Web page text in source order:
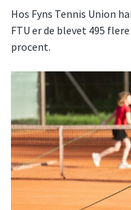
Hos Fyns Tennis Union
FTU er de blevet 495
procent.